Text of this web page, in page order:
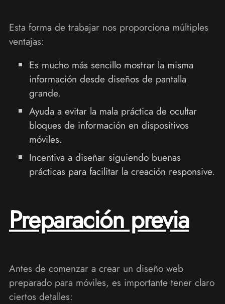
Esta forma de trabajar nos proporciona múltiples
ventajas:
Es mucho más sencillo mostrar la misma
información desde diseños de pantalla
grande.
Ayuda a evitar la mala práctica de ocultar
bloques de información en dispositivos
móviles.
Incentiva a diseñar siguiendo buenas
prácticas para facilitar la creación responsive.
Preparación previa
Antes de comenzar a crear un diseño web
preparado para móviles, es importante tener claro
ciertos detalles: